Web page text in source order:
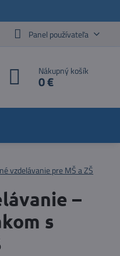
Panel používateľa
Nákupný košík
0 €
vzdelávanie pre MŠ a ZŠ
–
s